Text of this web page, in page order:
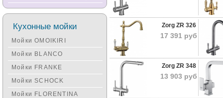
Zorg ZR 326
17 391 руб
Zorg ZR 348
13 903 руб
Кухонные мойки
Мойки OMOIKIRI
Мойки BLANCO
Мойки FRANKE
Мойки SCHOCK
Мойки FLORENTINA